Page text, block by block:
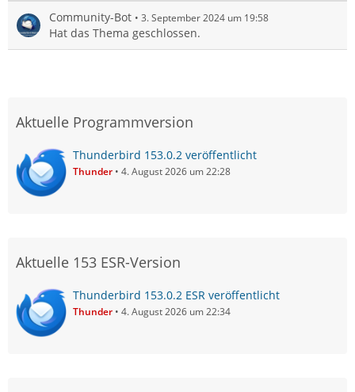
Community-Bot 3. September 2024 um 19:58
Hat das Thema geschlossen.
Aktuelle Programmversion
Thunderbird 153.0.2 veröffentlicht
Thunder 4. August 2026 um 22:28
Aktuelle 153 ESR-Version
Thunderbird 153.0.2 ESR veröffentlicht
Thunder 4. August 2026 um 22:34